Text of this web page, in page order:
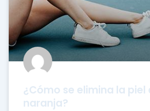
¿Cómo se elimina la piel
naranja?